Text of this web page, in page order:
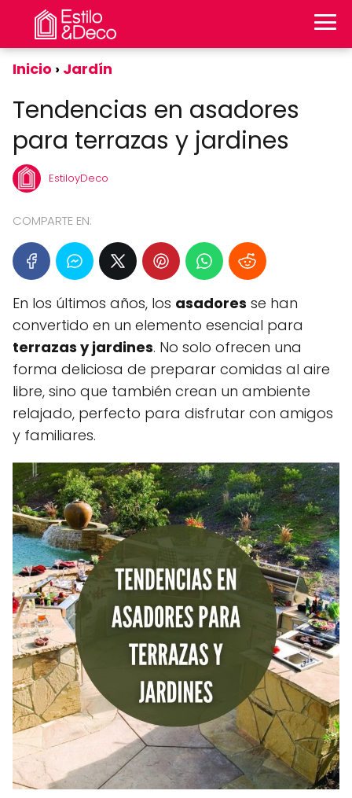
Inicio Jardín
Tendencias en asadores
para terrazas y jardines
EstiloyDeco
COMPARTE EN:
En los últimos años, los asadores se han
convertido en un elemento esencial para
terrazas y jardines. No solo ofrecen una
forma deliciosa de preparar comidas al aire
libre, sino que también crean un ambiente
relajado, perfecto para disfrutar con amigos
y familiares.